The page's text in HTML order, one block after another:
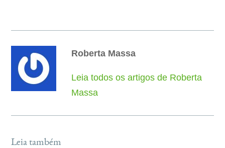
Roberta Massa
Leia todos os artigos de Roberta
Massa
Leia também